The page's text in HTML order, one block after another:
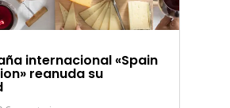
internacional «Spain
reanuda su